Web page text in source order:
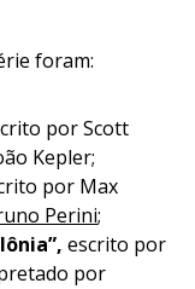
foram:
por Scott
Kepler;
por Max
Perini;
, escrito por
por